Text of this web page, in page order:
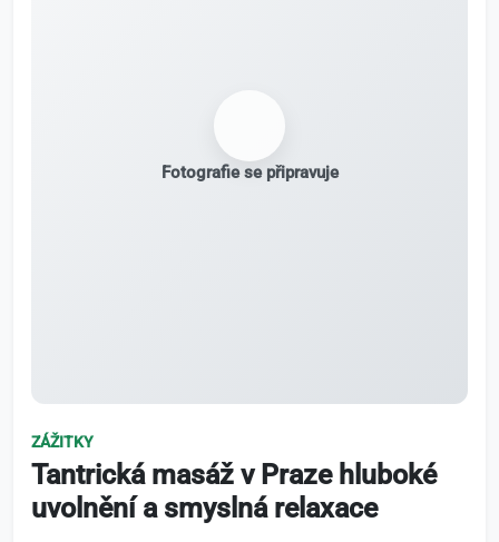
Fotografie se připravuje
ZÁŽITKY
Tantrická masáž v Praze hluboké
uvolnění a smyslná relaxace